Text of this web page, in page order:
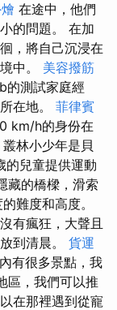
在途中，他們
的問題。 在加
，將自己沉浸在
中。 美容撥筋
的測試家庭經
在地。 菲律賓
km/h的身份在
叢林小少年是貝
的兒童提供運動
藏的橋樑，滑索
難度和高度。
有瘋狂，大聲且
到清晨。 貨運
有很多景點，我
區，我們可以推
在那裡遇到從寵